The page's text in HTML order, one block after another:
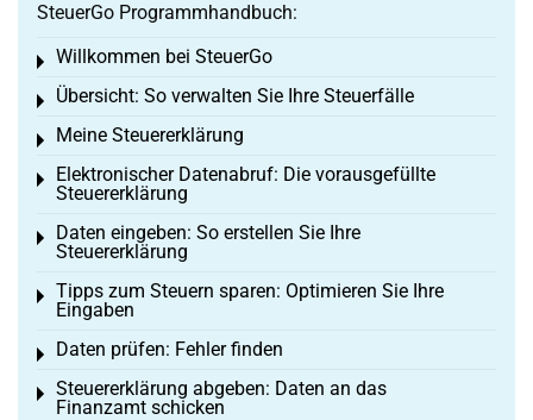
SteuerGo Programmhandbuch:
Willkommen bei SteuerGo
Toggle menu
Übersicht: So verwalten Sie Ihre Steuerfälle
Toggle menu
Meine Steuererklärung
Toggle menu
Elektronischer Datenabruf: Die vorausgefüllte
Steuererklärung
Toggle menu
Daten eingeben: So erstellen Sie Ihre
Steuererklärung
Toggle menu
Tipps zum Steuern sparen: Optimieren Sie Ihre
Eingaben
Toggle menu
Daten prüfen: Fehler finden
Toggle menu
Steuererklärung abgeben: Daten an das
Finanzamt schicken
Toggle menu